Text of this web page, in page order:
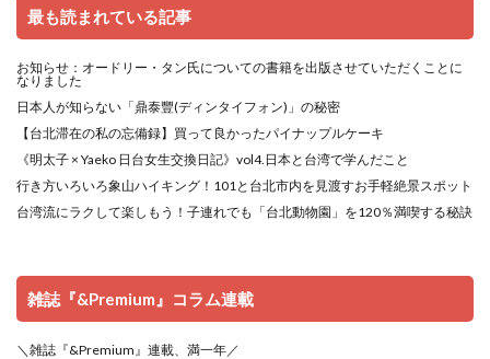
最も読まれている記事
お知らせ：オードリー・タン氏についての書籍を出版させていただくことに
なりました
日本人が知らない「鼎泰豐(ディンタイフォン)」の秘密
【台北滞在の私の忘備録】買って良かったパイナップルケーキ
《明太子 × Yaeko 日台女生交換日記》vol4.日本と台湾で学んだこと
行き方いろいろ象山ハイキング！101と台北市内を見渡すお手軽絶景スポット
台湾流にラクして楽しもう！子連れでも「台北動物園」を120％満喫する秘訣
雑誌『&Premium』コラム連載
＼雑誌『&Premium』連載、満一年／